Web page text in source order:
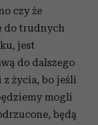
czy że
do trudnych
jest
do dalszego
życia, bo jeśli
mogli
będą